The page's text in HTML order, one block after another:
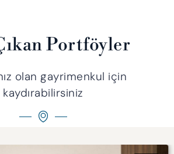
Portföyler
olan gayrimenkul için
kaydırabilirsiniz